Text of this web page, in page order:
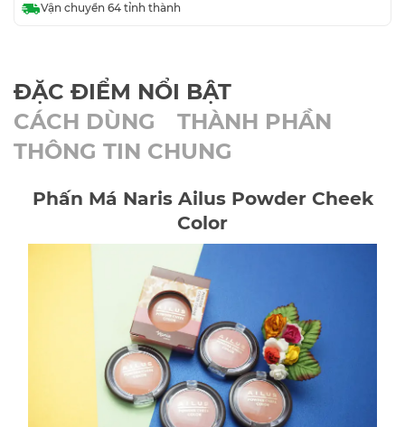
Vận chuyển 64 tỉnh thành
ĐẶC ĐIỂM NỔI BẬT
CÁCH DÙNG
THÀNH PHẦN
THÔNG TIN CHUNG
Phấn Má Naris Ailus Powder Cheek
Color